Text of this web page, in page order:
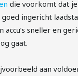
die voorkomt dat
ingericht
sneller en
gaat.
aan